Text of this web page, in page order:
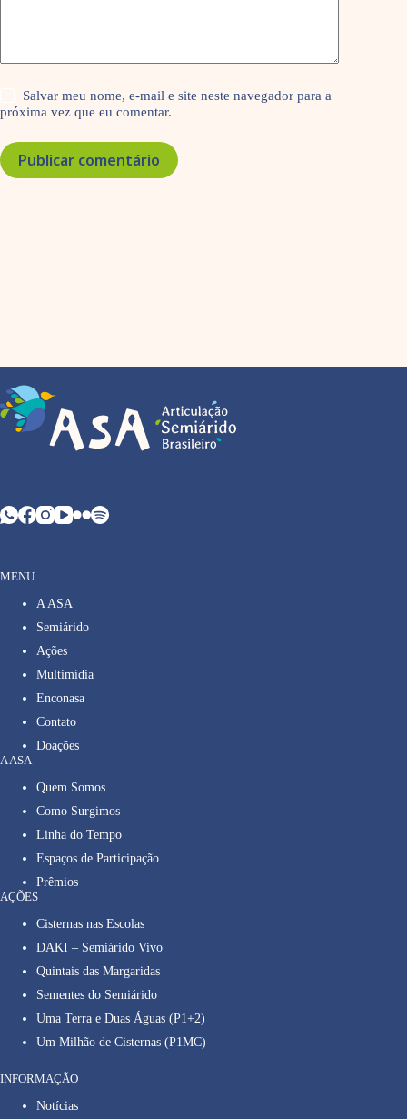
Salvar meu nome, e-mail e site neste navegador para a
próxima vez que eu comentar.
Publicar comentário
MENU
A ASA
Semiárido
Ações
Multimídia
Enconasa
Contato
Doações
A ASA
Quem Somos
Como Surgimos
Linha do Tempo
Espaços de Participação
Prêmios
AÇÕES
Cisternas nas Escolas
DAKI – Semiárido Vivo
Quintais das Margaridas
Sementes do Semiárido
Uma Terra e Duas Águas (P1+2)
Um Milhão de Cisternas (P1MC)
INFORMAÇÃO
Notícias